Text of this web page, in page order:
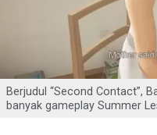
Berjudul “Second Contact”,
banyak gameplay Summer